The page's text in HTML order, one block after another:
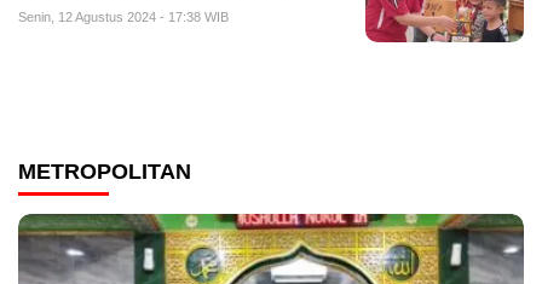
Senin, 12 Agustus 2024 - 17:38 WIB
METROPOLITAN